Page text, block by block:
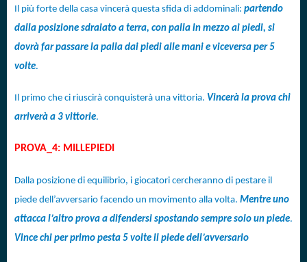
Il più forte della casa vincerà questa sfida di addominali: partendo
dalla posizione sdraiato a terra, con palla in mezzo ai piedi, si
dovrà far passare la palla dai piedi alle mani e viceversa per 5
volte.
Il primo che ci riuscirà conquisterà una vittoria. Vincerà la prova chi
arriverà a 3 vittorie.
PROVA_4: MILLEPIEDI
Dalla posizione di equilibrio, i giocatori cercheranno di pestare il
piede dell’avversario facendo un movimento alla volta. Mentre uno
attacca l’altro prova a difendersi spostando sempre solo un piede.
Vince chi per primo pesta 5 volte il piede dell’avversario